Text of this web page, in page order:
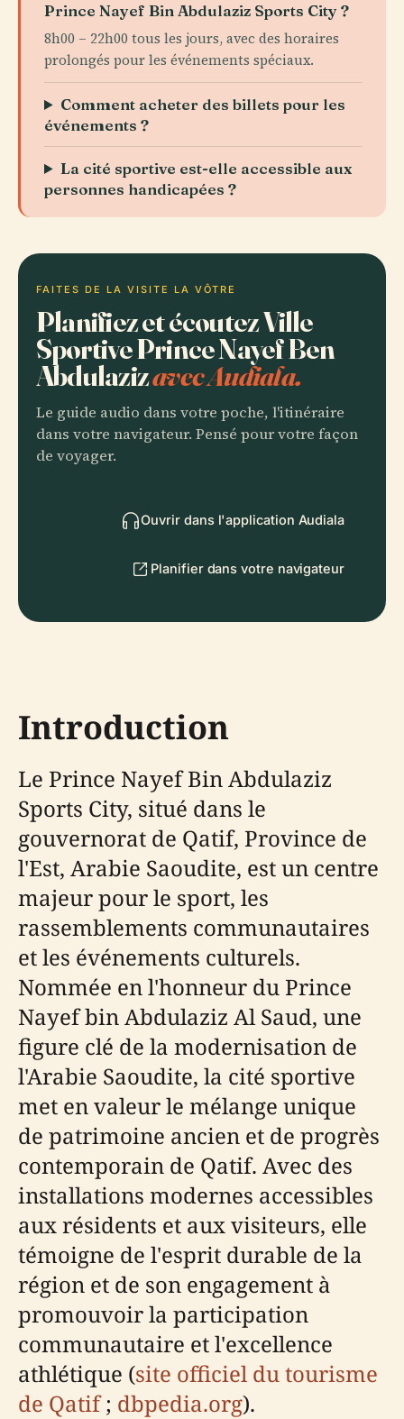
Prince Nayef Bin Abdulaziz Sports City ?
8h00 – 22h00 tous les jours, avec des horaires
prolongés pour les événements spéciaux.
Comment acheter des billets pour les
événements ?
La cité sportive est-elle accessible aux
personnes handicapées ?
FAITES DE LA VISITE LA VÔTRE
Planifiez et écoutez Ville
Sportive Prince Nayef Ben
Abdulazizavec Audiala.
Le guide audio dans votre poche, l'itinéraire
dans votre navigateur. Pensé pour votre façon
de voyager.
Ouvrir dans l'application Audiala
Planifier dans votre navigateur
Introduction
Le Prince Nayef Bin Abdulaziz
Sports City, situé dans le
gouvernorat de Qatif, Province de
l'Est, Arabie Saoudite, est un centre
majeur pour le sport, les
rassemblements communautaires
et les événements culturels.
Nommée en l'honneur du Prince
Nayef bin Abdulaziz Al Saud, une
figure clé de la modernisation de
l'Arabie Saoudite, la cité sportive
met en valeur le mélange unique
de patrimoine ancien et de progrès
contemporain de Qatif. Avec des
installations modernes accessibles
aux résidents et aux visiteurs, elle
témoigne de l'esprit durable de la
région et de son engagement à
promouvoir la participation
communautaire et l'excellence
athlétique (site officiel du tourisme
de Qatif; dbpedia.org).